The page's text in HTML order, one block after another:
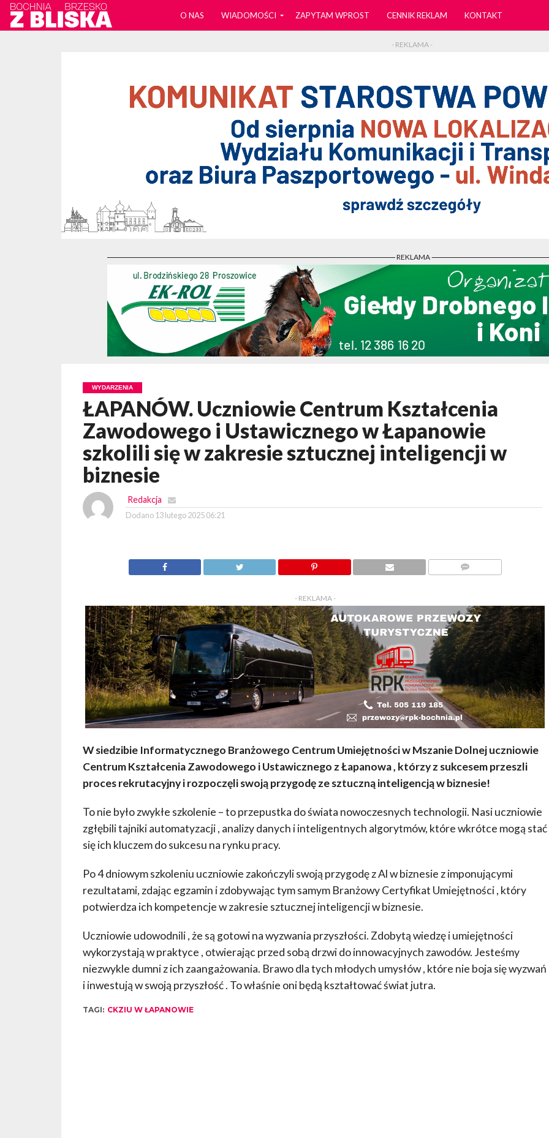
O NAS WIADOMOŚCI ZAPYTAM WPROST CENNIK REKLAM KONTAKT
- REKLAMA -
- REKLAMA -
WYDARZENIA
ŁAPANÓW. Uczniowie Centrum Kształcenia
Zawodowego i Ustawicznego w Łapanowie
szkolili się w zakresie sztucznej inteligencji w
biznesie
Redakcja
Dodano 13 lutego 2025 06:21
- REKLAMA -
W siedzibie Informatycznego Branżowego Centrum Umiejętności w Mszanie Dolnej uczniowie
Centrum Kształcenia Zawodowego i Ustawicznego z Łapanowa , którzy z sukcesem przeszli
proces rekrutacyjny i rozpoczęli swoją przygodę ze sztuczną inteligencją w biznesie!
To nie było zwykłe szkolenie – to przepustka do świata nowoczesnych technologii. Nasi uczniowie
zgłębili tajniki automatyzacji , analizy danych i inteligentnych algorytmów, które wkrótce mogą stać
się ich kluczem do sukcesu na rynku pracy.
Po 4 dniowym szkoleniu uczniowie zakończyli swoją przygodę z Al w biznesie z imponującymi
rezultatami, zdając egzamin i zdobywając tym samym Branżowy Certyfikat Umiejętności , który
potwierdza ich kompetencje w zakresie sztucznej inteligencji w biznesie.
Uczniowie udowodnili , że są gotowi na wyzwania przyszłości. Zdobytą wiedzę i umiejętności
wykorzystają w praktyce , otwierając przed sobą drzwi do innowacyjnych zawodów. Jesteśmy
niezwykle dumni z ich zaangażowania. Brawo dla tych młodych umysłów , które nie boja się wyzwań
i inwestują w swoją przyszłość . To właśnie oni będą kształtować świat jutra.
TAGI: CKZIU W ŁAPANOWIE